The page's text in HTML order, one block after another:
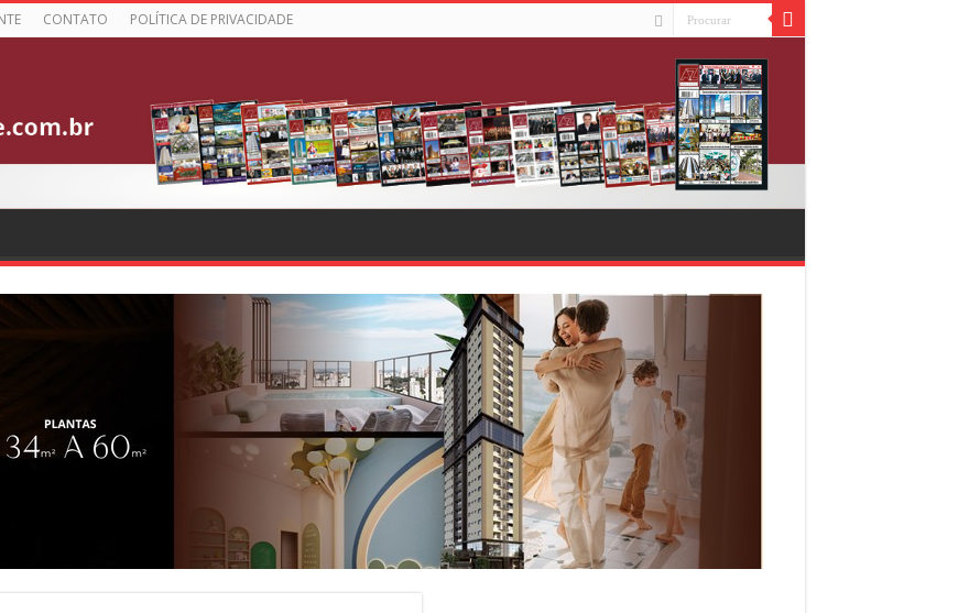
CONTATO POLÍTICA DE PRIVACIDADE